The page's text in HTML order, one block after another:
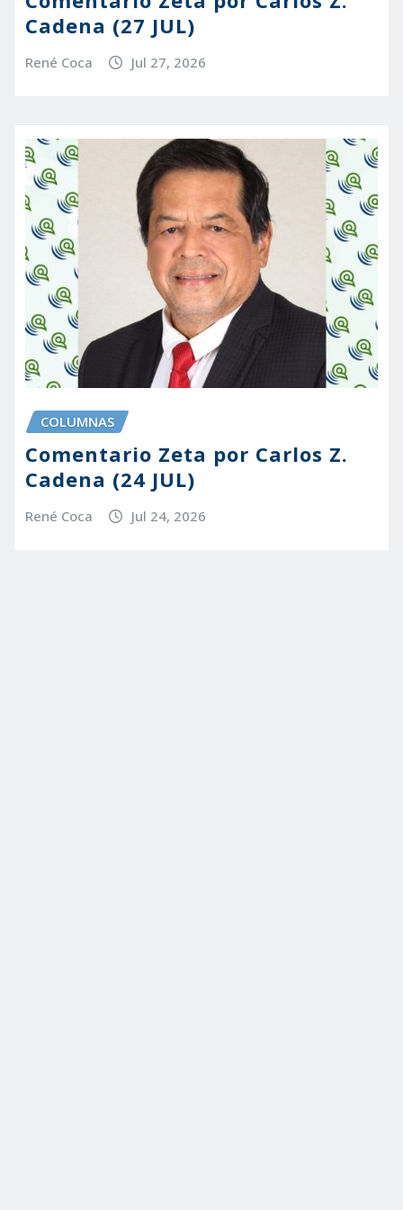
Cadena (27 JUL)
René Coca Jul 27, 2026
COLUMNAS
Comentario Zeta por Carlos Z.
Cadena (24 JUL)
René Coca Jul 24, 2026